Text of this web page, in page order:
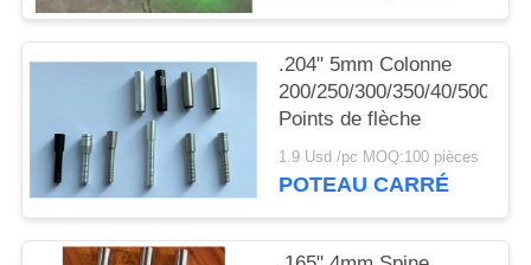
POLITIQUE
DE
CONFIDENTIALITÉ
.204" 5mm Colonne
200/250/300/350/40/500
Points de flèche
1.9 Usd /pc MOQ:100 pièces
POTEAU CARRÉ